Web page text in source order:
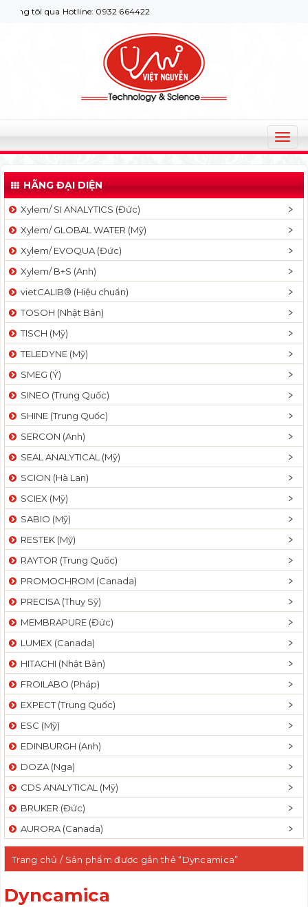
tôi qua Hotline: 0932 664422
T
o
g
l
v
a
t
n
HÃNG ĐẠI DIỆN
Xylem/ SI ANALYTICS (Đức)
Xylem/ GLOBAL WATER (Mỹ)
Xylem/ EVOQUA (Đức)
Xylem/ B+S (Anh)
vietCALIB® (Hiệu chuẩn)
TOSOH (Nhật Bản)
TISCH (Mỹ)
TELEDYNE (Mỹ)
SMEG (Ý)
SINEO (Trung Quốc)
SHINE (Trung Quốc)
SERCON (Anh)
SEAL ANALYTICAL (Mỹ)
SCION (Hà Lan)
SCIEX (Mỹ)
SABIO (Mỹ)
RESTEK (Mỹ)
RAYTOR (Trung Quốc)
PROMOCHROM (Canada)
PRECISA (Thuỵ Sỹ)
MEMBRAPURE (Đức)
LUMEX (Canada)
HITACHI (Nhật Bản)
FROILABO (Pháp)
EXPECT (Trung Quốc)
ESC (Mỹ)
EDINBURGH (Anh)
DOZA (Nga)
CDS ANALYTICAL (Mỹ)
BRUKER (Đức)
AURORA (Canada)
Trang chủ / Sản phẩm được gắn thẻ “Dyncamica”
Dyncamica